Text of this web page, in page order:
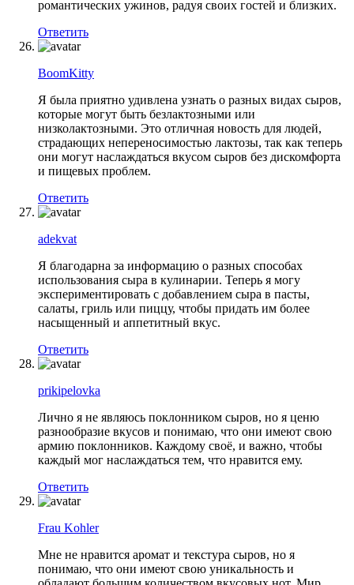
романтических ужинов, радуя своих гостей и близких.
Ответить
BoomKitty
Я была приятно удивлена узнать о разных видах сыров,
которые могут быть безлактозными или
низколактозными. Это отличная новость для людей,
страдающих непереносимостью лактозы, так как теперь
они могут наслаждаться вкусом сыров без дискомфорта
и пищевых проблем.
Ответить
adekvat
Я благодарна за информацию о разных способах
использования сыра в кулинарии. Теперь я могу
экспериментировать с добавлением сыра в пасты,
салаты, гриль или пиццу, чтобы придать им более
насыщенный и аппетитный вкус.
Ответить
prikipelovka
Лично я не являюсь поклонником сыров, но я ценю
разнообразие вкусов и понимаю, что они имеют свою
армию поклонников. Каждому своё, и важно, чтобы
каждый мог наслаждаться тем, что нравится ему.
Ответить
Frau Kohler
Мне не нравится аромат и текстура сыров, но я
понимаю, что они имеют свою уникальность и